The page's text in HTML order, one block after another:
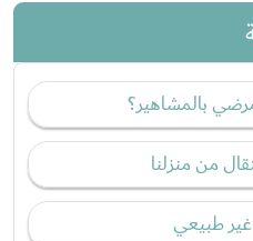
بالمشاهير؟
من منزلنا
طبيعي